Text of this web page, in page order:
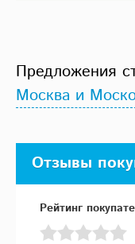
Предложения
Москва и
Отзывы
Рейтинг